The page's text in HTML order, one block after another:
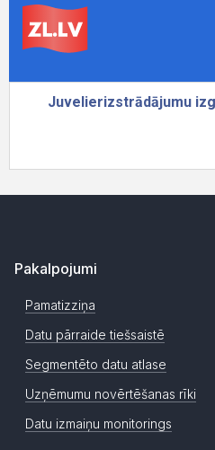
Pakalpojumi
Pamatizziņa
Datu pārraide tiešsaistē
Segmentēto datu atlase
Uzņēmumu novērtēšanas rīki
Datu izmaiņu monitorings